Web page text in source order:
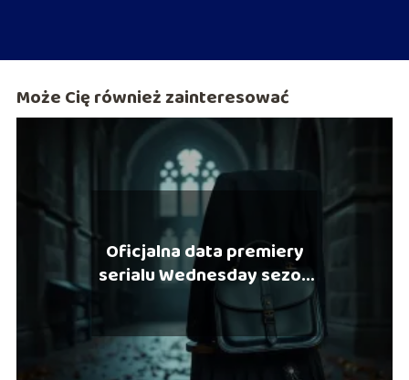
Może Cię również zainteresować
Oficjalna data premiery
serialu Wednesday sezon
2 na Netflix?